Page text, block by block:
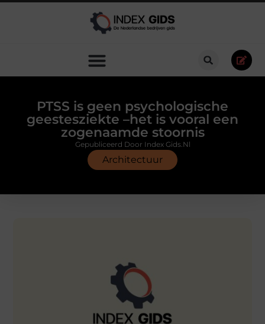
PTSS is geen psychologische
geestesziekte –het is vooral een
zogenaamde stoornis
Architectuur
Gepubliceerd Door Index Gids.nl